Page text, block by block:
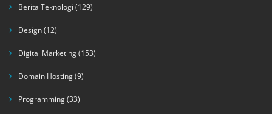
Berita Teknologi (129)
Design(12)
Digital Marketing(153)
Domain Hosting(9)
Programming(33)